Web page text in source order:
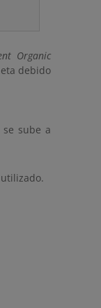
Organic
debido
sube a